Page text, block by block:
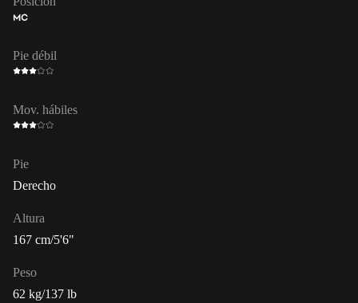
MC
Pie débil
Mov. hábiles
Pie
Derecho
Altura
167 cm/5'6"
Peso
62 kg/137 lb